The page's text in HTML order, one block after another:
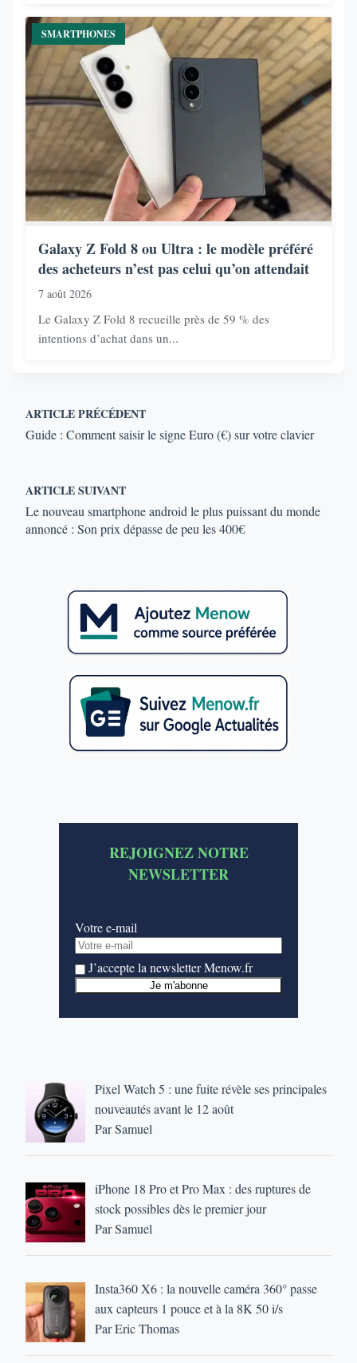
SMARTPHONES
Galaxy Z Fold 8 ou Ultra : le modèle préféré
des acheteurs n’est pas celui qu’on attendait
7 août 2026
Le Galaxy Z Fold 8 recueille près de 59 % des
intentions d’achat dans un...
ARTICLE PRÉCÉDENT
Guide : Comment saisir le signe Euro (€) sur votre clavier
ARTICLE SUIVANT
Le nouveau smartphone android le plus puissant du monde
annoncé : Son prix dépasse de peu les 400€
REJOIGNEZ NOTRE
NEWSLETTER
Votre e-mail
J’accepte la newsletter Menow.fr
Pixel Watch 5 : une fuite révèle ses principales
nouveautés avant le 12 août
Par Samuel
iPhone 18 Pro et Pro Max : des ruptures de
stock possibles dès le premier jour
Par Samuel
Insta360 X6 : la nouvelle caméra 360° passe
aux capteurs 1 pouce et à la 8K 50 i/s
Par Eric Thomas